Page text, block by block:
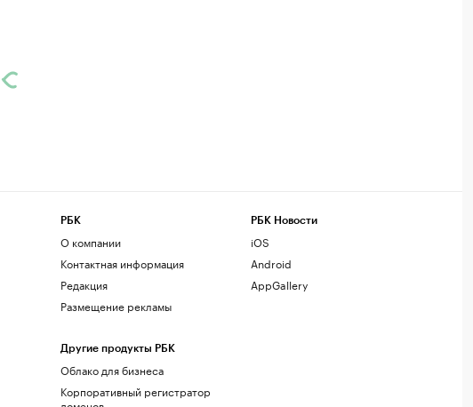
РБК
О компании
Контактная информация
Редакция
Размещение рекламы
Другие продукты РБК
Облако для бизнеса
Корпоративный регистратор
РБК Новости
iOS
Android
AppGallery